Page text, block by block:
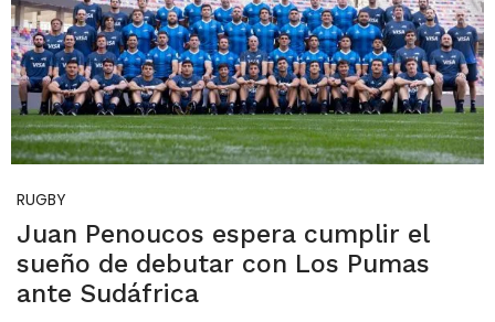
RUGBY
Juan Penoucos espera cumplir el
sueño de debutar con Los Pumas
ante Sudáfrica